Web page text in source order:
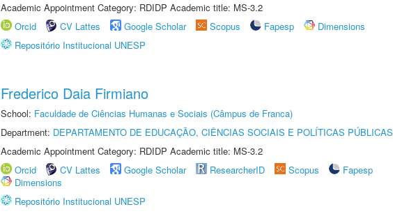
Academic Appointment Category: RDIDP Academic title: MS-3.2
Orcid
CV Lattes Google Scholar Scopus Fapesp
Dimensions
Repositório Institucional UNESP
Frederico Daia Firmiano
School: Faculdade de Ciências Humanas e Sociais (Câmpus de Franca)
Department: DEPARTAMENTO DE EDUCAÇÃO, CIÊNCIAS SOCIAIS E POLÍTICAS PÚBLICAS
Academic Appointment Category: RDIDP Academic title: MS-3.2
Orcid
CV Lattes Google Scholar ResearcherID Scopus
Fapesp
Dimensions
Repositório Institucional UNESP